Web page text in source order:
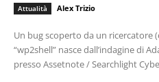
Attualità Alex Trizio
Un bug scoperto da un ricercatore (e da un’IA)
“wp2shell” nasce dall’indagine di
presso Assetnote / Searchlight